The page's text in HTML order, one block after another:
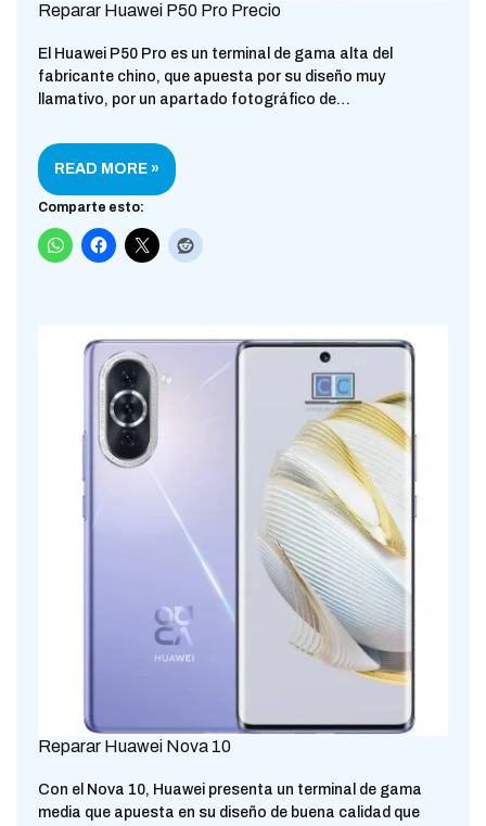
Reparar Huawei P50 Pro Precio
El Huawei P50 Pro es un terminal de gama alta del
fabricante chino, que apuesta por su diseño muy
llamativo, por un apartado fotográfico de…
READ MORE »
Comparte esto:
Reparar Huawei Nova 10
Con el Nova 10, Huawei presenta un terminal de gama
media que apuesta en su diseño de buena calidad que